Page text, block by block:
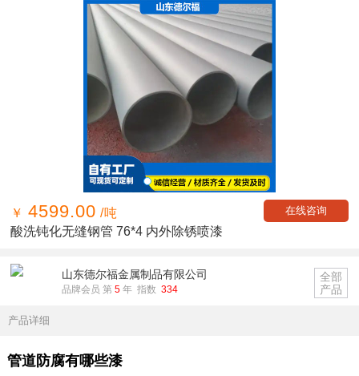
￥ 4599.00 /吨 在线咨询
酸洗钝化无缝钢管 76*4 内外除锈喷漆
山东德尔福金属制品有限公司
品牌会员 第 5 年 指数 334
全部
产品
产品详细
管道防腐有哪些漆